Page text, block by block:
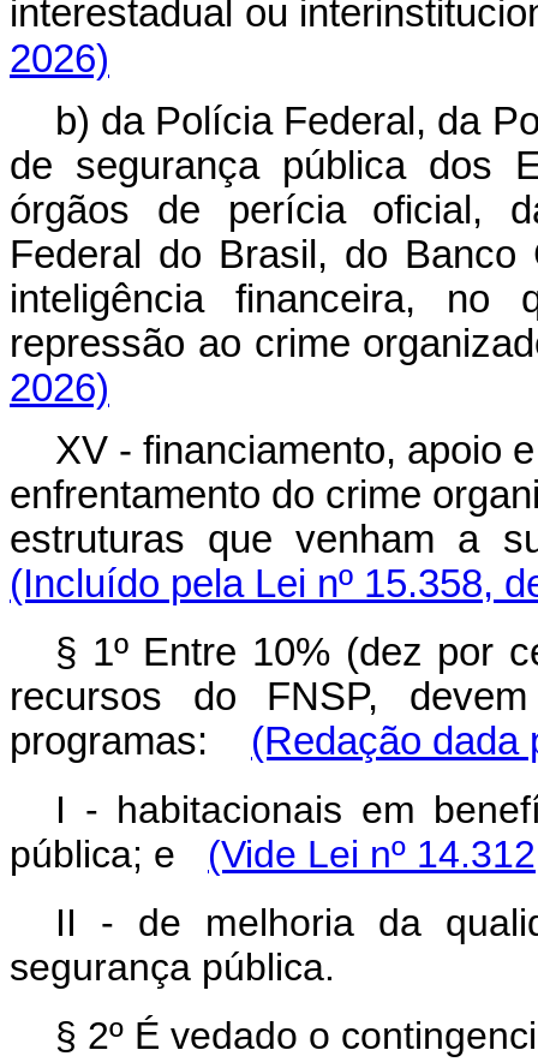
interestadual ou
2026)
b) da Polícia Federal, da
de segurança pública dos
órgãos de perícia oficial,
Federal do Brasil, do
inteligência financeira,
repressão ao crime
2026)
XV - financiamento, apoio
enfrentamento do crime
estruturas que venham a
(Incluído pela Lei nº 15.358,
§ 1º Entre 10% (dez por
recursos do FNSP,
programas: (Redação dada
I - habitacionais em
pública; e (Vide Lei nº
II - de melhoria da
segurança pública.
§ 2º É vedado o